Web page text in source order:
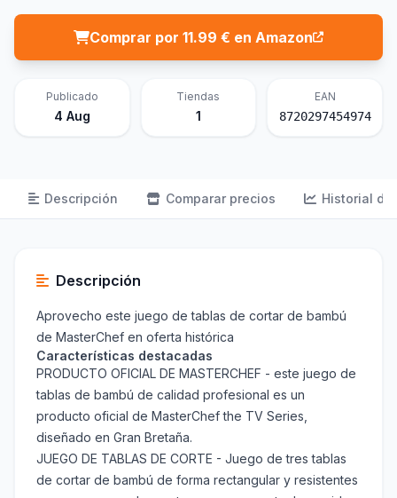
Comprar por 11.99 € en Amazon
Publicado
4 Aug
Tiendas
1
EAN
8720297454974
Descripción Comparar precios Historial de
Descripción
Aprovecho este juego de tablas de cortar de bambú
de MasterChef en oferta histórica
Características destacadas
PRODUCTO OFICIAL DE MASTERCHEF - este juego de
tablas de bambú de calidad profesional es un
producto oficial de MasterChef the TV Series,
diseñado en Gran Bretaña.
JUEGO DE TABLAS DE CORTE - Juego de tres tablas
de cortar de bambú de forma rectangular y resistentes